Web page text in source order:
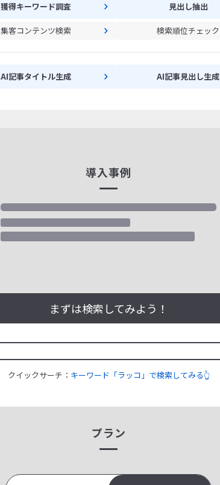
獲得キーワード調査 見出し抽出
集客コンテンツ検索 検索順位チェック
AI記事タイトル生成 AI記事見出し生成
導入事例
まずは検索してみよう！
クイックサーチ： キーワード「ラッコ」で検索してみる👆
プラン